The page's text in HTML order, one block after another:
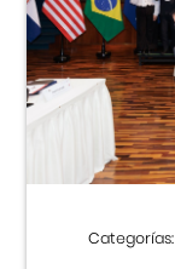
Categorías: